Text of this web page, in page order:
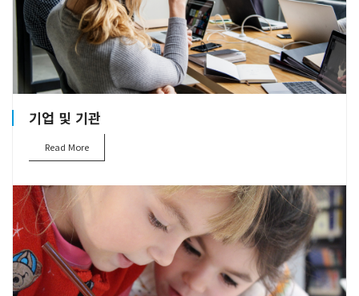
기업 및 기관
Read More